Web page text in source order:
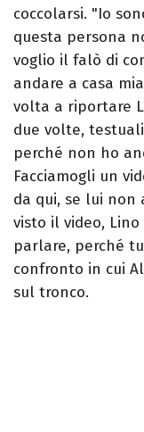
coccolarsi. "Io
questa persona
voglio il falò di
andare a casa
volta a riportare
due volte,
perché non ho
Facciamogli un
da qui, se lui non
visto il video,
parlare, perché
confronto in cui
sul tronco.